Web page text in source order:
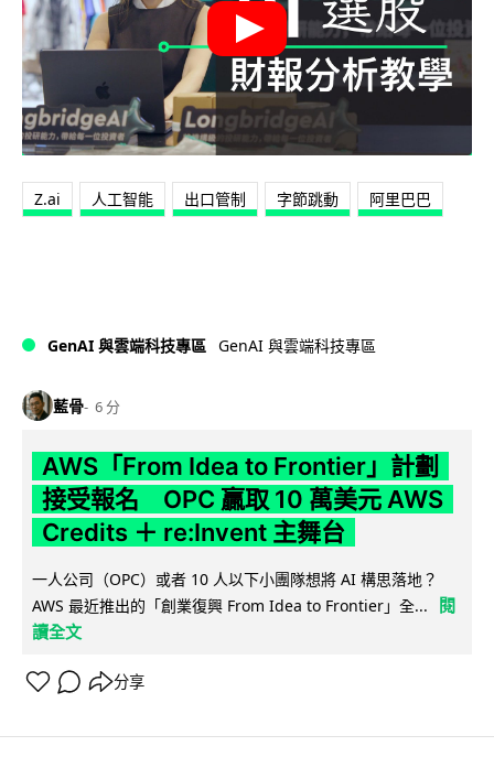
Z.ai 人工智能 出口管制 字節跳動 阿里巴巴
GenAI 與雲端科技專區 GenAI 與雲端科技專區
藍骨 6 分
AWS「From Idea to Frontier」計劃
接受報名 OPC 贏取 10 萬美元 AWS
Credits ＋ re:Invent 主舞台
一人公司（OPC）或者 10 人以下小團隊想將 AI 構思落地？
AWS 最近推出的「創業復興 From Idea to Frontier」全...
閱
讀全文
分享